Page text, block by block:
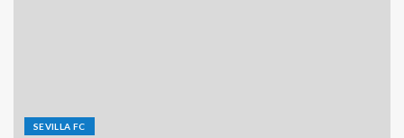
SEVILLA FC